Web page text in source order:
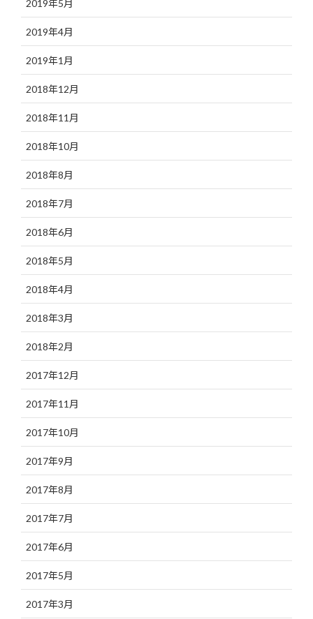
2019年5月
2019年4月
2019年1月
2018年12月
2018年11月
2018年10月
2018年8月
2018年7月
2018年6月
2018年5月
2018年4月
2018年3月
2018年2月
2017年12月
2017年11月
2017年10月
2017年9月
2017年8月
2017年7月
2017年6月
2017年5月
2017年3月